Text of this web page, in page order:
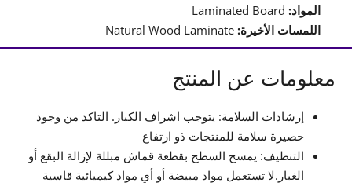
المواد:
اللمسات الأخيرة: Natural Wood Laminate
معلومات عن المنتج
إرشادات السلامة: يتوجب اشراف الكبار. التاكد من وجود
حصيرة سلامة للمنتجات ذو ارتفاع
التنظيف: يمسح السطح بقطعة قماش مبللة لإزالة البقع أو
الغبار.لا تستعمل مواد مبيضة أو أي مواد كيميائية قاسية